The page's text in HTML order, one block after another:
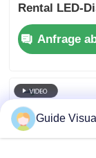
Rental LED-
für
7680Hz ohne
Bildschirm CE
Anfrage
Guide Visual